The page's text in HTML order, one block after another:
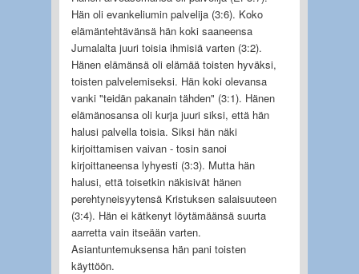
Hän oli evankeliumin palvelija (3:6). Koko
elämäntehtävänsä hän koki saa­neensa
Jumalalta juuri toisia ihmisiä varten (3:2).
Hänen elämänsä oli elämää toisten hyväksi,
toisten palvelemiseksi. Hän koki olevansa
vanki "teidän pakanain tähden" (3:1). Hänen
elä­mänosansa oli kurja juuri siksi, että hän
halusi palvella toisia. Siksi hän näki
kirjoittamisen vai­van - tosin sanoi
kirjoittaneensa lyhyesti (3:3). Mutta hän
halusi, että toisetkin näkisivät hänen
perehtyneisyytensä Kristuksen salaisuuteen
(3:4). Hän ei kätkenyt löytämäänsä suurta
aarretta vain itseään varten.
Asiantuntemuksensa hän pani toisten
käyttöön.